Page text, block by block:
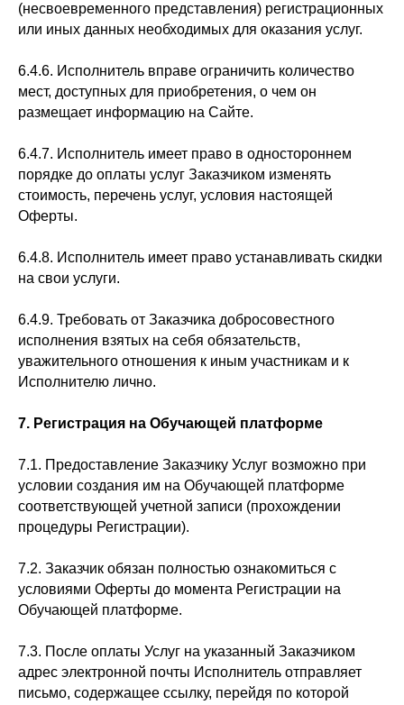
(несвоевременного представления) регистрационных
или иных данных необходимых для оказания услуг.
6.4.6. Исполнитель вправе ограничить количество
мест, доступных для приобретения, о чем он
размещает информацию на Сайте.
6.4.7. Исполнитель имеет право в одностороннем
порядке до оплаты услуг Заказчиком изменять
стоимость, перечень услуг, условия настоящей
Оферты.
6.4.8. Исполнитель имеет право устанавливать скидки
на свои услуги.
6.4.9. Требовать от Заказчика добросовестного
исполнения взятых на себя обязательств,
уважительного отношения к иным участникам и к
Исполнителю лично.
7. Регистрация на Обучающей платформе
7.1. Предоставление Заказчику Услуг возможно при
условии создания им на Обучающей платформе
соответствующей учетной записи (прохождении
процедуры Регистрации).
7.2. Заказчик обязан полностью ознакомиться с
условиями Оферты до момента Регистрации на
Обучающей платформе.
7.3. После оплаты Услуг на указанный Заказчиком
адрес электронной почты Исполнитель отправляет
письмо, содержащее ссылку, перейдя по которой